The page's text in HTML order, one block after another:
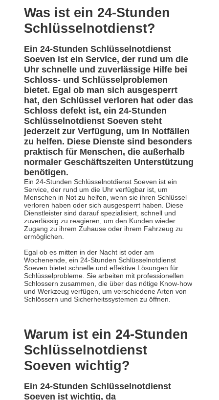
Was ist ein 24-Stunden
Schlüsselnotdienst?
Ein 24-Stunden Schlüsselnotdienst
Soeven ist ein Service, der rund um die
Uhr schnelle und zuverlässige Hilfe bei
Schloss- und Schlüsselproblemen
bietet. Egal ob man sich ausgesperrt
hat, den Schlüssel verloren hat oder das
Schloss defekt ist, ein 24-Stunden
Schlüsselnotdienst Soeven steht
jederzeit zur Verfügung, um in Notfällen
zu helfen. Diese Dienste sind besonders
praktisch für Menschen, die außerhalb
normaler Geschäftszeiten Unterstützung
benötigen.
Ein 24-Stunden Schlüsselnotdienst Soeven ist ein
Service, der rund um die Uhr verfügbar ist, um
Menschen in Not zu helfen, wenn sie ihren Schlüssel
verloren haben oder sich ausgesperrt haben. Diese
Dienstleister sind darauf spezialisiert, schnell und
zuverlässig zu reagieren, um den Kunden wieder
Zugang zu ihrem Zuhause oder ihrem Fahrzeug zu
ermöglichen.
Egal ob es mitten in der Nacht ist oder am
Wochenende, ein 24-Stunden Schlüsselnotdienst
Soeven bietet schnelle und effektive Lösungen für
Schlüsselprobleme. Sie arbeiten mit professionellen
Schlossern zusammen, die über das nötige Know-how
und Werkzeug verfügen, um verschiedene Arten von
Schlössern und Sicherheitssystemen zu öffnen.
Warum ist ein 24-Stunden
Schlüsselnotdienst
Soeven wichtig?
Ein 24-Stunden Schlüsselnotdienst
Soeven ist wichtig, da